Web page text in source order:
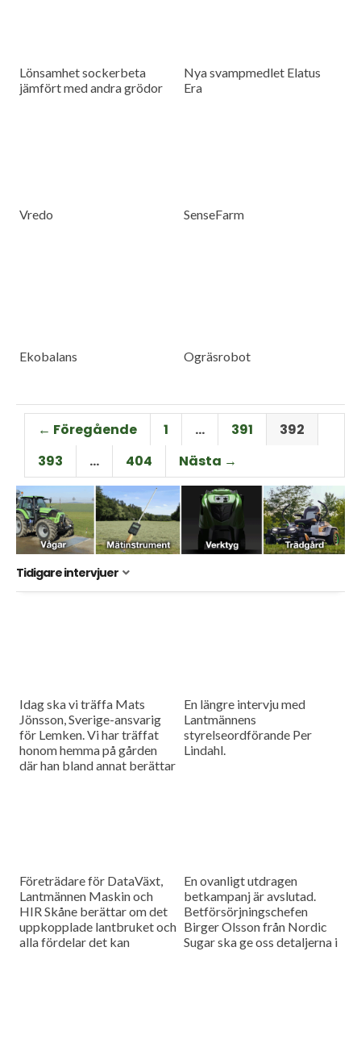
Lönsamhet sockerbeta
jämfört med andra grödor
Nya svampmedlet Elatus
Era
Vredo SenseFarm
Ekobalans Ogräsrobot
← Föregående 1 … 391
392
393
… 404 Nästa →
Tidigare intervjuer
Idag ska vi träffa Mats
Jönsson, Sverige-ansvarig
för Lemken. Vi har träffat
honom hemma på gården
där han bland annat berättar
En längre intervju med
Lantmännens
styrelseordförande Per
Lindahl.
Företrädare för DataVäxt,
Lantmännen Maskin och
HIR Skåne berättar om det
uppkopplade lantbruket och
alla fördelar det kan
En ovanligt utdragen
betkampanj är avslutad.
Betförsörjningschefen
Birger Olsson från Nordic
Sugar ska ge oss detaljerna i